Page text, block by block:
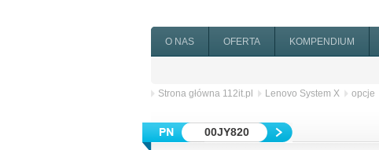
O NAS OFERTA KOMPENDIUM
Strona główna 112it.pl Lenovo System X opcje
00JY820